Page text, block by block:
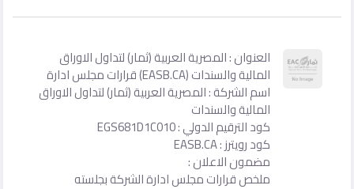
العنوان : المصرية العربية (ثمار) لتداول الاوراق
المالية والسندات (EASB.CA) قرارات مجلس ادارة
اسم الشركة : المصرية العربية (ثمار) لتداول الاوراق
المالية والسندات
كود الترقيم الدولي : EGS681D1C010
كود رويترز : EASB.CA
مضمون الاعلان :
ملخص قرارات مجلس ادارة الشركة بجلسته